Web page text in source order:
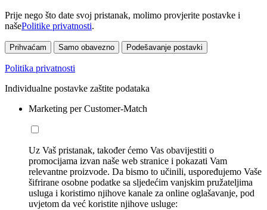
Prije nego što date svoj pristanak, molimo provjerite postavke i
našePolitike privatnosti.
Prihvaćam Samo obavezno Podešavanje postavki
Politika privatnosti
Individualne postavke zaštite podataka
Marketing per Customer-Match
Uz Vaš pristanak, također ćemo Vas obavijestiti o
promocijama izvan naše web stranice i pokazati Vam
relevantne proizvode. Da bismo to učinili, uspoređujemo Vaše
šifrirane osobne podatke sa sljedećim vanjskim pružateljima
usluga i koristimo njihove kanale za online oglašavanje, pod
uvjetom da već koristite njihove usluge: